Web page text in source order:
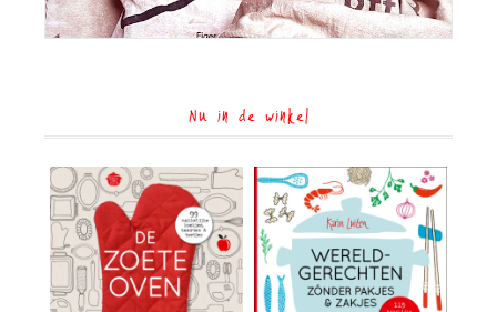
Nu in de winkel